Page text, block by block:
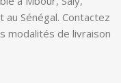
au Sénégal. Contactez
modalités de livraison